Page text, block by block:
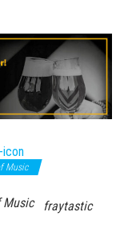
Music
Music
fraytastic